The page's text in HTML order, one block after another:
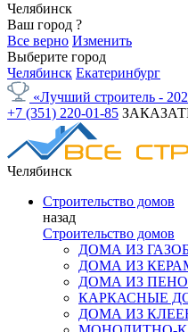
Челябинск
Ваш город ?
Все верно Изменить
Выберите город
Челябинск Екатеринбург
«Лучший строитель -
+7 (351) 220-01-85
Челябинск
Строительство домов
назад
Строительство домов
ДОМА ИЗ
ДОМА ИЗ
ДОМА ИЗ
КАРКАСНЫЕ
ДОМА ИЗ